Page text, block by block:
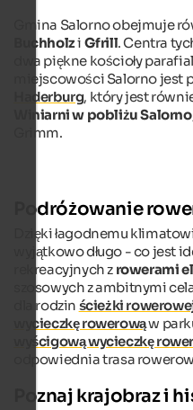
Gmina Salorno obejmuje
Buchholzi Gfrill. Centra
dwa piękne kościoły
miejscowości Salorno jest
Haderburg, który jest
Winiarni w pobliżu Salorno
Grimm.
Podróżowanie
Dzięki łagodnemu
wyjątkowo długo - co jest
rekreacyjnych z rowerami
szosowych z ambitnymi
dla rodzin ścieżki
wycieczkę rowerowąw
wyścigową wycieczkę
odpowiednia trasa
Poznaj krajobraz i